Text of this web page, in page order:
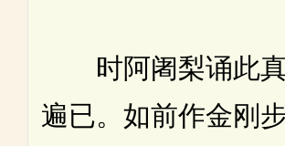
时阿阇梨诵此真
遍已。如前作金刚